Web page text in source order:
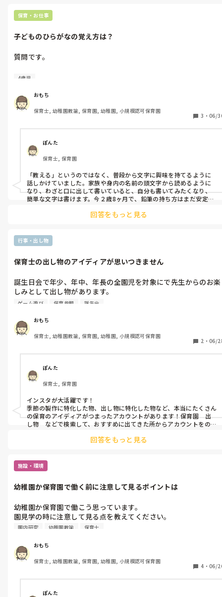
保育・お仕事
子どものひらがなの覚え方は？
質問です。
ひらがなの覚え方や書き方はどのようにして教えましたか？
少しひらがな表で読めるようにはなってきましたが、書くのを覚
えるのは難しいようです。
4歳児
おもち
保育士, 幼稚園教諭, 保育園, 幼稚園, 小規模認可保育園
3 ・ 06/
ぽんた
保育士, 保育園
「教える」というのではなく、普段から文字に興味を持てるように
話しかけていました。家族や身内の名前の頭文字から読めるように
なり、わざと口に出して書いていると、自分も書いてみたくなり、
簡単な文字は書けます。今２歳8ヶ月で、鉛筆の持ち方はまだ安定し
回答をもっと見る
行事・出し物
保育士の出し物のアイディアが思いつきません
誕生日会で年少、年中、年長の全園児を対象にで先生からのお楽
しみとして出し物があります。
子どもたちに向けての出し物（パネルシアターや先生たちの劇な
また全園児向けや年齢別におすすめの出し物があれば教えてくだ
さい！
ゲーム遊び 保育参観 誕生会
おもち
保育士, 幼稚園教諭, 保育園, 幼稚園, 小規模認可保育園
2 ・ 06/
ぽんた
保育士, 保育園
インスタが大活躍です！
季節の製作に特化した物、出し物に特化した物など、本当にたくさん
の保育のアイディアがつまったアカウントがあります！保育園　出
し物　などで検索して、おすすめに出てきた所からアカウントをのぞ
回答をもっと見る
施設・環境
幼稚園か保育園で働く前に注意して見るポイントは
幼稚園か保育園で働こう思っています。
園見学の時に注意して見る点を教えてください。
あと聞いておいたほうがいいことなどもあれば教えてください！
園内研究 幼稚園教諭 保育士
おもち
保育士, 幼稚園教諭, 保育園, 幼稚園, 小規模認可保育園
4 ・ 06/
ぽんた